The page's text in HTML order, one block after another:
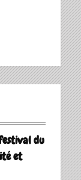
du
et